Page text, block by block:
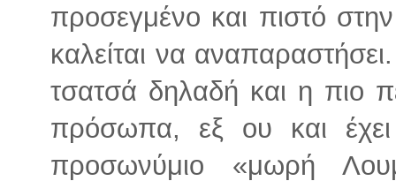
προσεγμένο και πιστό
καλείται να
τσατσά δηλαδή και η πιο
πρόσωπα, εξ ου και
προσωνύμιο «μωρή